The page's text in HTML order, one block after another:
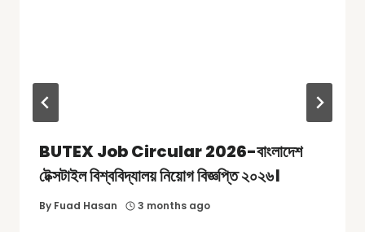
BUTEX Job Circular 2026-বাংলাদেশ
টেক্সটাইল বিশ্ববিদ্যালয় নিয়োগ বিজ্ঞপ্তি ২০২৬।
By Fuad Hasan 3 months ago